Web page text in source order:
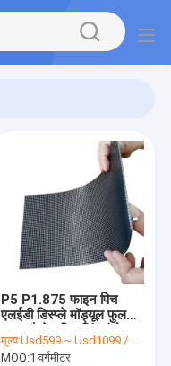
P5 P1.875 फाइन पिच
एलईडी डिस्प्ले मॉड्यूल फुल
सिंक्रोनस
मूल्य:Usd599 ~ Usd1099 / Sqm ( price is negotiable )
MOQ:1 वर्गमीटर